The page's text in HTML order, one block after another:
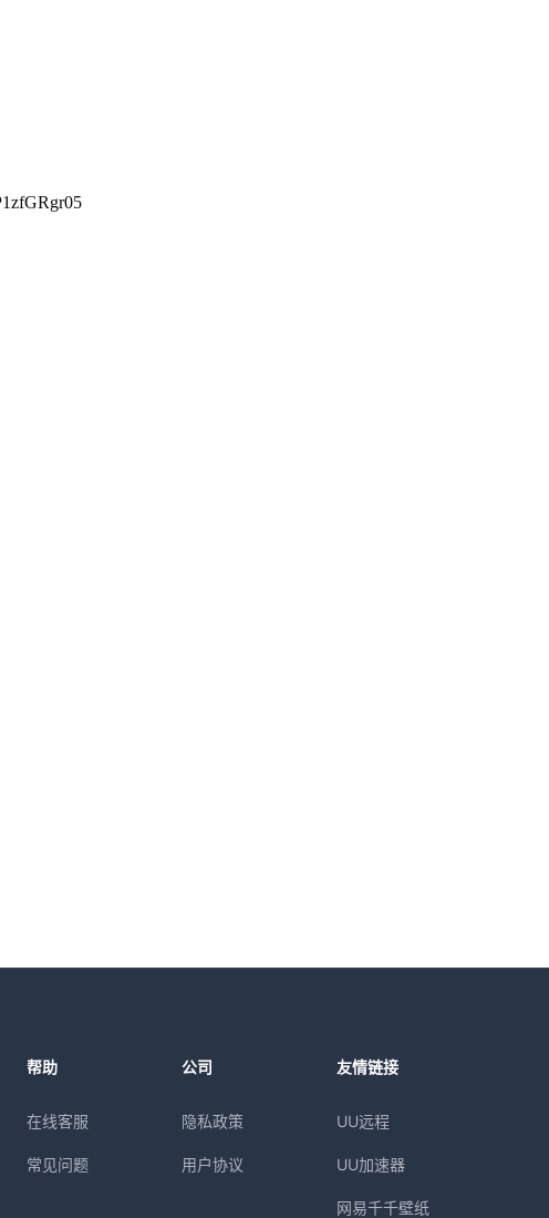
帮助
在线客服
常见问题
公司
隐私政策
用户协议
友情链接
UU远程
UU加速器
网易千千壁纸